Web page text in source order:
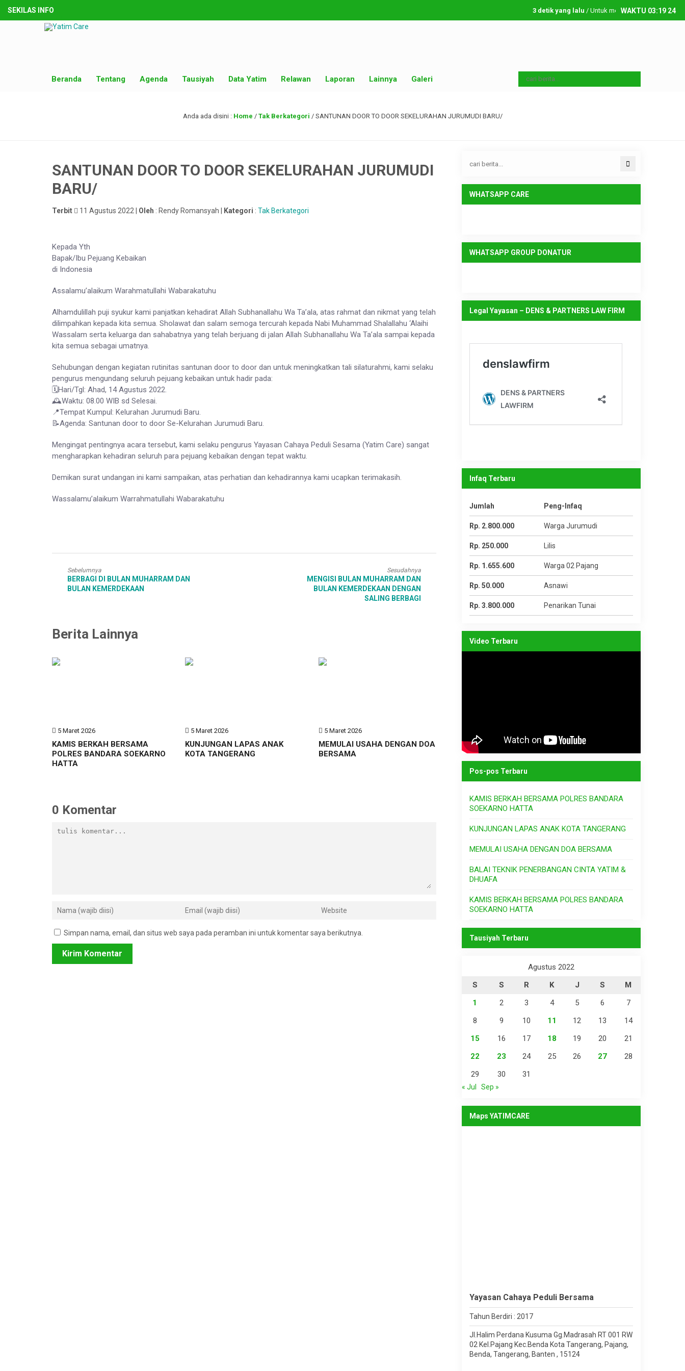
SEKILAS INFO 3 detik yang lalu/ Untuk menambahkan running text
WAKTU 03:19 25
Beranda Tentang Agenda Tausiyah Data Yatim Relawan Laporan Lainnya Galeri
Anda ada disini : Home / Tak Berkategori / SANTUNAN DOOR TO DOOR SEKELURAHAN JURUMUDI BARU/
SANTUNAN DOOR TO DOOR SEKELURAHAN JURUMUDI
BARU/
Terbit 11 Agustus 2022 | Oleh : Rendy Romansyah | Kategori : Tak Berkategori
Kepada Yth
Bapak/Ibu Pejuang Kebaikan
di Indonesia
Assalamu’alaikum Warahmatullahi Wabarakatuhu
Alhamdulillah puji syukur kami panjatkan kehadirat Allah Subhanallahu Wa Ta’ala, atas rahmat dan nikmat yang telah
dilimpahkan kepada kita semua. Sholawat dan salam semoga tercurah kepada Nabi Muhammad Shalallahu ‘Alaihi
Wassalam serta keluarga dan sahabatnya yang telah berjuang di jalan Allah Subhanallahu Wa Ta’ala sampai kepada
kita semua sebagai umatnya.
Sehubungan dengan kegiatan rutinitas santunan door to door dan untuk meningkatkan tali silaturahmi, kami selaku
pengurus mengundang seluruh pejuang kebaikan untuk hadir pada:
🗓️Hari/Tgl: Ahad, 14 Agustus 2022.
🕰️Waktu: 08.00 WIB sd Selesai.
📍Tempat Kumpul: Kelurahan Jurumudi Baru.
📝Agenda: Santunan door to door Se-Kelurahan Jurumudi Baru.
Mengingat pentingnya acara tersebut, kami selaku pengurus Yayasan Cahaya Peduli Sesama (Yatim Care) sangat
mengharapkan kehadiran seluruh para pejuang kebaikan dengan tepat waktu.
Demikan surat undangan ini kami sampaikan, atas perhatian dan kehadirannya kami ucapkan terimakasih.
Wassalamu’alaikum Warrahmatullahi Wabarakatuhu
Sebelumnya
BERBAGI DI BULAN MUHARRAM DAN
BULAN KEMERDEKAAN
Sesudahnya
MENGISI BULAN MUHARRAM DAN
BULAN KEMERDEKAAN DENGAN
SALING BERBAGI
Berita Lainnya
5 Maret 2026
KAMIS BERKAH BERSAMA
POLRES BANDARA SOEKARNO
HATTA
5 Maret 2026
KUNJUNGAN LAPAS ANAK
KOTA TANGERANG
5 Maret 2026
MEMULAI USAHA DENGAN DOA
BERSAMA
0 Komentar
Simpan nama, email, dan situs web saya pada peramban ini untuk komentar saya berikutnya.
WHATSAPP CARE
WHATSAPP GROUP DONATUR
Legal Yayasan – DENS & PARTNERS LAW FIRM
Infaq Terbaru
Jumlah Peng-Infaq
Rp. 2.800.000 Warga Jurumudi
Rp. 250.000 Lilis
Rp. 1.655.600 Warga 02 Pajang
Rp. 50.000 Asnawi
Rp. 3.800.000 Penarikan Tunai
Video Terbaru
Pos-pos Terbaru
KAMIS BERKAH BERSAMA POLRES BANDARA
SOEKARNO HATTA
KUNJUNGAN LAPAS ANAK KOTA TANGERANG
MEMULAI USAHA DENGAN DOA BERSAMA
BALAI TEKNIK PENERBANGAN CINTA YATIM &
DHUAFA
KAMIS BERKAH BERSAMA POLRES BANDARA
SOEKARNO HATTA
Tausiyah Terbaru
Agustus 2022
S
S R K J S
M
1
2 3 4 5 6
7
8
9 10 11 12 13
14
15
16 17 18 19 20
21
22
23 24 25 26 27
28
29
30 31
« Jul Sep »
Maps YATIMCARE
Yayasan Cahaya Peduli Bersama
Tahun Berdiri : 2017
Jl.Halim Perdana Kusuma Gg.Madrasah RT 001 RW
02 Kel.Pajang Kec.Benda Kota Tangerang, Pajang,
Benda, Tangerang, Banten , 15124